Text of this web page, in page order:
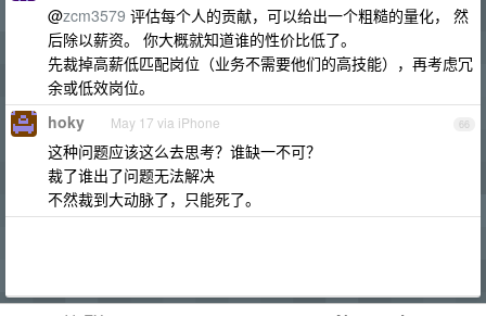
@zcm3579 评估每个人的贡献，可以给出一个粗糙的量化， 然
后除以薪资。 你大概就知道谁的性价比低了。
先裁掉高薪低匹配岗位（业务不需要他们的高技能），再考虑冗
余或低效岗位。
66
hoky May 17 via iPhone
这种问题应该这么去思考？谁缺一不可？
裁了谁出了问题无法解决
不然裁到大动脉了，只能死了。